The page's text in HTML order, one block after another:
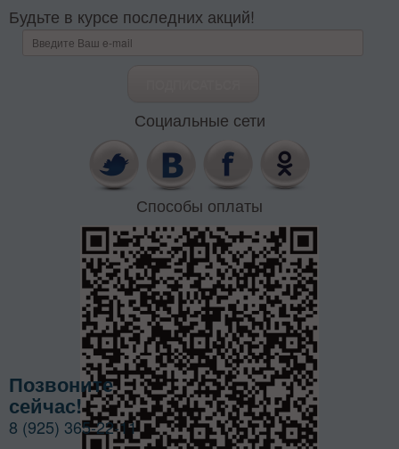
Будьте в курсе последних акций!
Социальные сети
Способы оплаты
Позвоните
сейчас!
8 (925) 365-22-11